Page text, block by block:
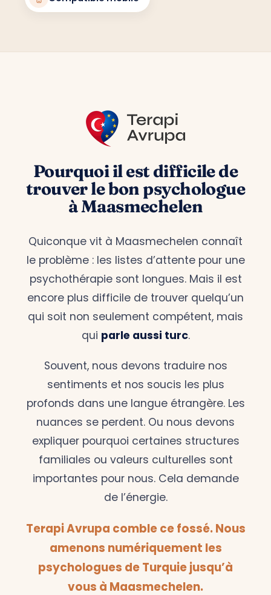
Pourquoi il est difficile de
trouver le bon psychologue
à Maasmechelen
Quiconque vit à Maasmechelen connaît
le problème : les listes d’attente pour une
psychothérapie sont longues. Mais il est
encore plus difficile de trouver quelqu’un
qui soit non seulement compétent, mais
qui parle aussi turc.
Souvent, nous devons traduire nos
sentiments et nos soucis les plus
profonds dans une langue étrangère. Les
nuances se perdent. Ou nous devons
expliquer pourquoi certaines structures
familiales ou valeurs culturelles sont
importantes pour nous. Cela demande
de l’énergie.
Terapi Avrupa comble ce fossé. Nous
amenons numériquement les
psychologues de Turquie jusqu’à
vous à Maasmechelen.